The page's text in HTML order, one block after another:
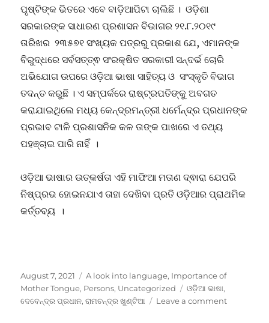
ପୃଷ୍ଟିଙ୍କ ଭିତରେ ଏବେ ବାଡ଼ିଆପିଟା ଚାଲିଛି । ଓଡ଼ିଶା
ସରକାରଙ୍କ ସାଧାରଣ ପ୍ରଶାସନ ବିଭାଗର ୨୧.୮.୨୦୧୯
ତାରିଖର ୨୩୫୭୧ ସଂଖ୍ୟକ ପତ୍ରରୁ ପ୍ରକାଶ ଯେ, ଏମାନଙ୍କ
ବିରୁଦ୍ଧରେ ସର୍ବସତ୍ତ୍ଵ ସଂରକ୍ଷିତ ସରକାରୀ ସନ୍ଦର୍ଭ ଚୋରି
ଅଭିଯୋଗ ଉପରେ ଓଡ଼ିଆ ଭାଷା ସାହିତ୍ୟ ଓ ସଂସ୍କୃତି ବିଭାଗ
ତଦନ୍ତ କରୁଛି । ଏ ସମ୍ପର୍କରେ ରାଷ୍ଟ୍ରପତିଙ୍କୁ ଅବଗତ
କରାଯାଇଥିଲେ ମଧ୍ୟ କେନ୍ଦ୍ରମନ୍ତ୍ରୀ ଧର୍ମେନ୍ଦ୍ର ପ୍ରଧାନଙ୍କ
ପ୍ରଭାବ ଟାଳି ପ୍ରଶାସନିକ କଳ ତାଙ୍କ ପାଖରେ ଏ ତଥ୍ୟ
ପହଞ୍ଚାଇ ପାରି ନାହିଁ ।
ଓଡ଼ିଆ ଭାଷାର ଉତ୍କର୍ଷତା ଏହି ମାଫିଆ ମତାଣ ଦ୍ଵାରା ଯେପରି
ନିଷ୍ପ୍ରଭ ହୋଇନଯାଏ ତାହା ଦେଖିବା ପ୍ରତି ଓଡ଼ିଆର ପ୍ରାଥମିକ
କର୍ତ୍ତବ୍ୟ ।
Posted
on
August 7, 2021 Categories
A look into language, Importance of
Mother Tongue, Persons, Uncategorized Tags
ଓଡ଼ିଆ ଭାଷା,
ଦେବେନ୍ଦ୍ର ପ୍ରଧାନ,ରାମଚନ୍ଦ୍ର ଖୁଣ୍ଟିଆ Leave a commenton